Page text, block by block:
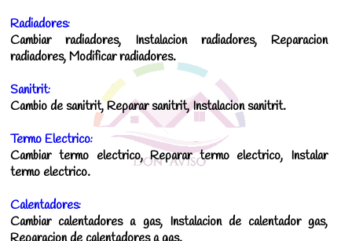
Radiadores:
Cambiar radiadores, Instalacion radiadores, Reparacion
radiadores, Modificar radiadores.
Sanitrit:
Cambio de sanitrit, Reparar sanitrit, Instalacion sanitrit.
Termo Electrico:
Cambiar termo electrico, Reparar termo electrico, Instalar
termo electrico.
Calentadores:
Cambiar calentadores a gas, Instalacion de calentador gas,